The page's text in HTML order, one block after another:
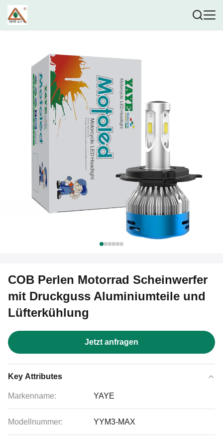
COB Perlen Motorrad Scheinwerfer
mit Druckguss Aluminiumteile und
Lüfterkühlung
Jetzt anfragen
Key Attributes
Markenname: YAYE
Modellnummer: YYM3-MAX